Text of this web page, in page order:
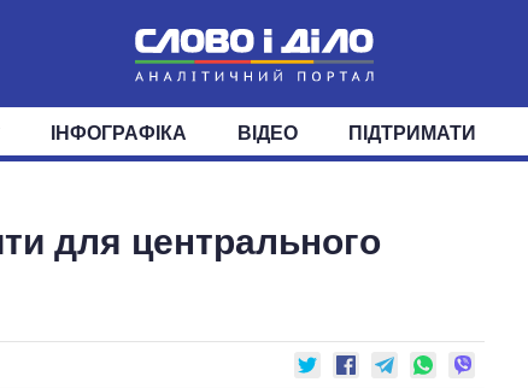
ПОЛІТИКА ЕКОНОМІКА СУСПІЛЬСТВО
ДЕПУТАТИ КОМІТЕТИ ФРАКЦІЇ ОКРУГИ
ІНФОГРАФІКА ВІДЕО ПІДТРИМАТИ
для центрального